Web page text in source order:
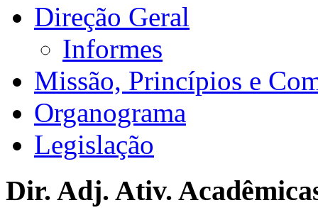
Direção Geral
Informes
Missão, Princípios e
Organograma
Legislação
Dir. Adj. Ativ.